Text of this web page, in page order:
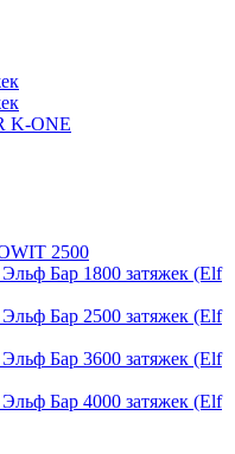
K-ONE
2500
Бар 1800 затяжек (Elf
Бар 2500 затяжек (Elf
Бар 3600 затяжек (Elf
Бар 4000 затяжек (Elf